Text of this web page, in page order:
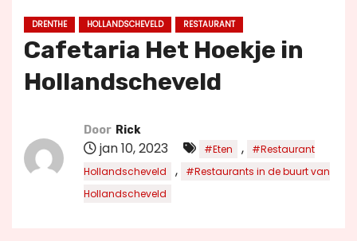
DRENTHE HOLLANDSCHEVELD RESTAURANT
Cafetaria Het Hoekje in
Hollandscheveld
Door Rick
jan 10, 2023 #Eten ,
#Restaurant
Hollandscheveld
,
#Restaurants in de buurt van
Hollandscheveld